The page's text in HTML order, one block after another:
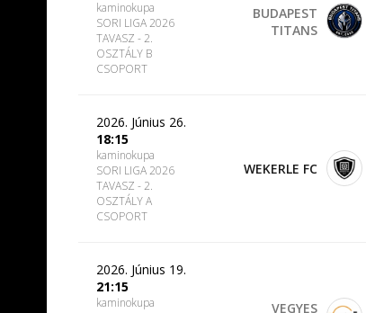
kaminokupa
SORI LIGA 2026
TAVASZ - 2.
OSZTÁLY B
CSOPORT
BUDAPEST
TITANS
2026. Június 26.
18:15
kaminokupa
SORI LIGA 2026
TAVASZ - 2.
OSZTÁLY A
CSOPORT
WEKERLE FC
2026. Június 19.
21:15
kaminokupa
VEGYES